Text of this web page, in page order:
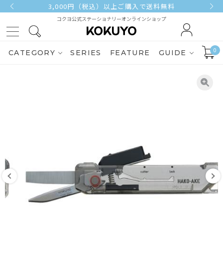
3,000円（税込）以上ご購入で送料無料
コクヨ公式ステーショナリーオンラインショップ
CATEGORY SERIES FEATURE GUIDE 0